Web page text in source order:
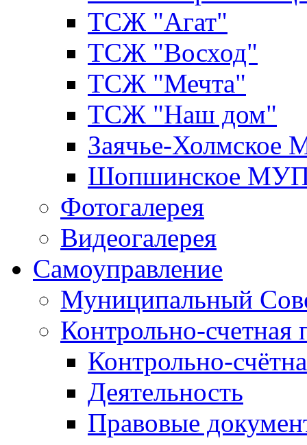
ТСЖ "Агат"
ТСЖ "Восход"
ТСЖ "Мечта"
ТСЖ "Наш дом"
Заячье-
Шопшинское
Фотогалерея
Видеогалерея
Самоуправление
Муниципальный
Контрольно-счетная
Контрольно-
Деятельность
Правовые